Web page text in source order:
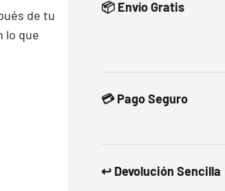
de tu
lo que
📦 Envío Gratis
💳 Pago Seguro
↩️ Devolución Sencilla